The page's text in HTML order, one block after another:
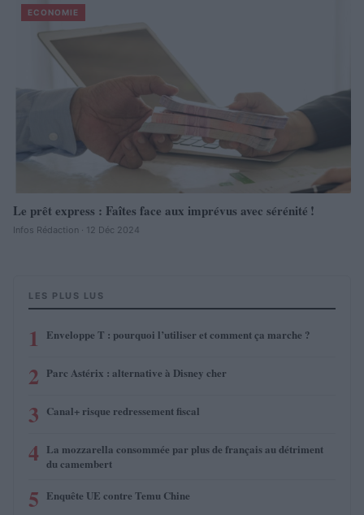
ECONOMIE
Le prêt express : Faîtes face aux imprévus avec sérénité !
Infos Rédaction · 12 Déc 2024
LES PLUS LUS
1 Enveloppe T : pourquoi l’utiliser et comment ça marche ?
2 Parc Astérix : alternative à Disney cher
3 Canal+ risque redressement fiscal
4 La mozzarella consommée par plus de français au détriment
du camembert
5 Enquête UE contre Temu Chine